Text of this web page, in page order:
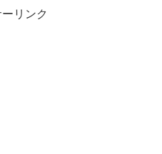
リンク